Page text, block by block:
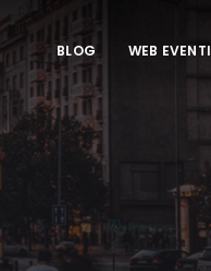
BLOG WEB EVENTI